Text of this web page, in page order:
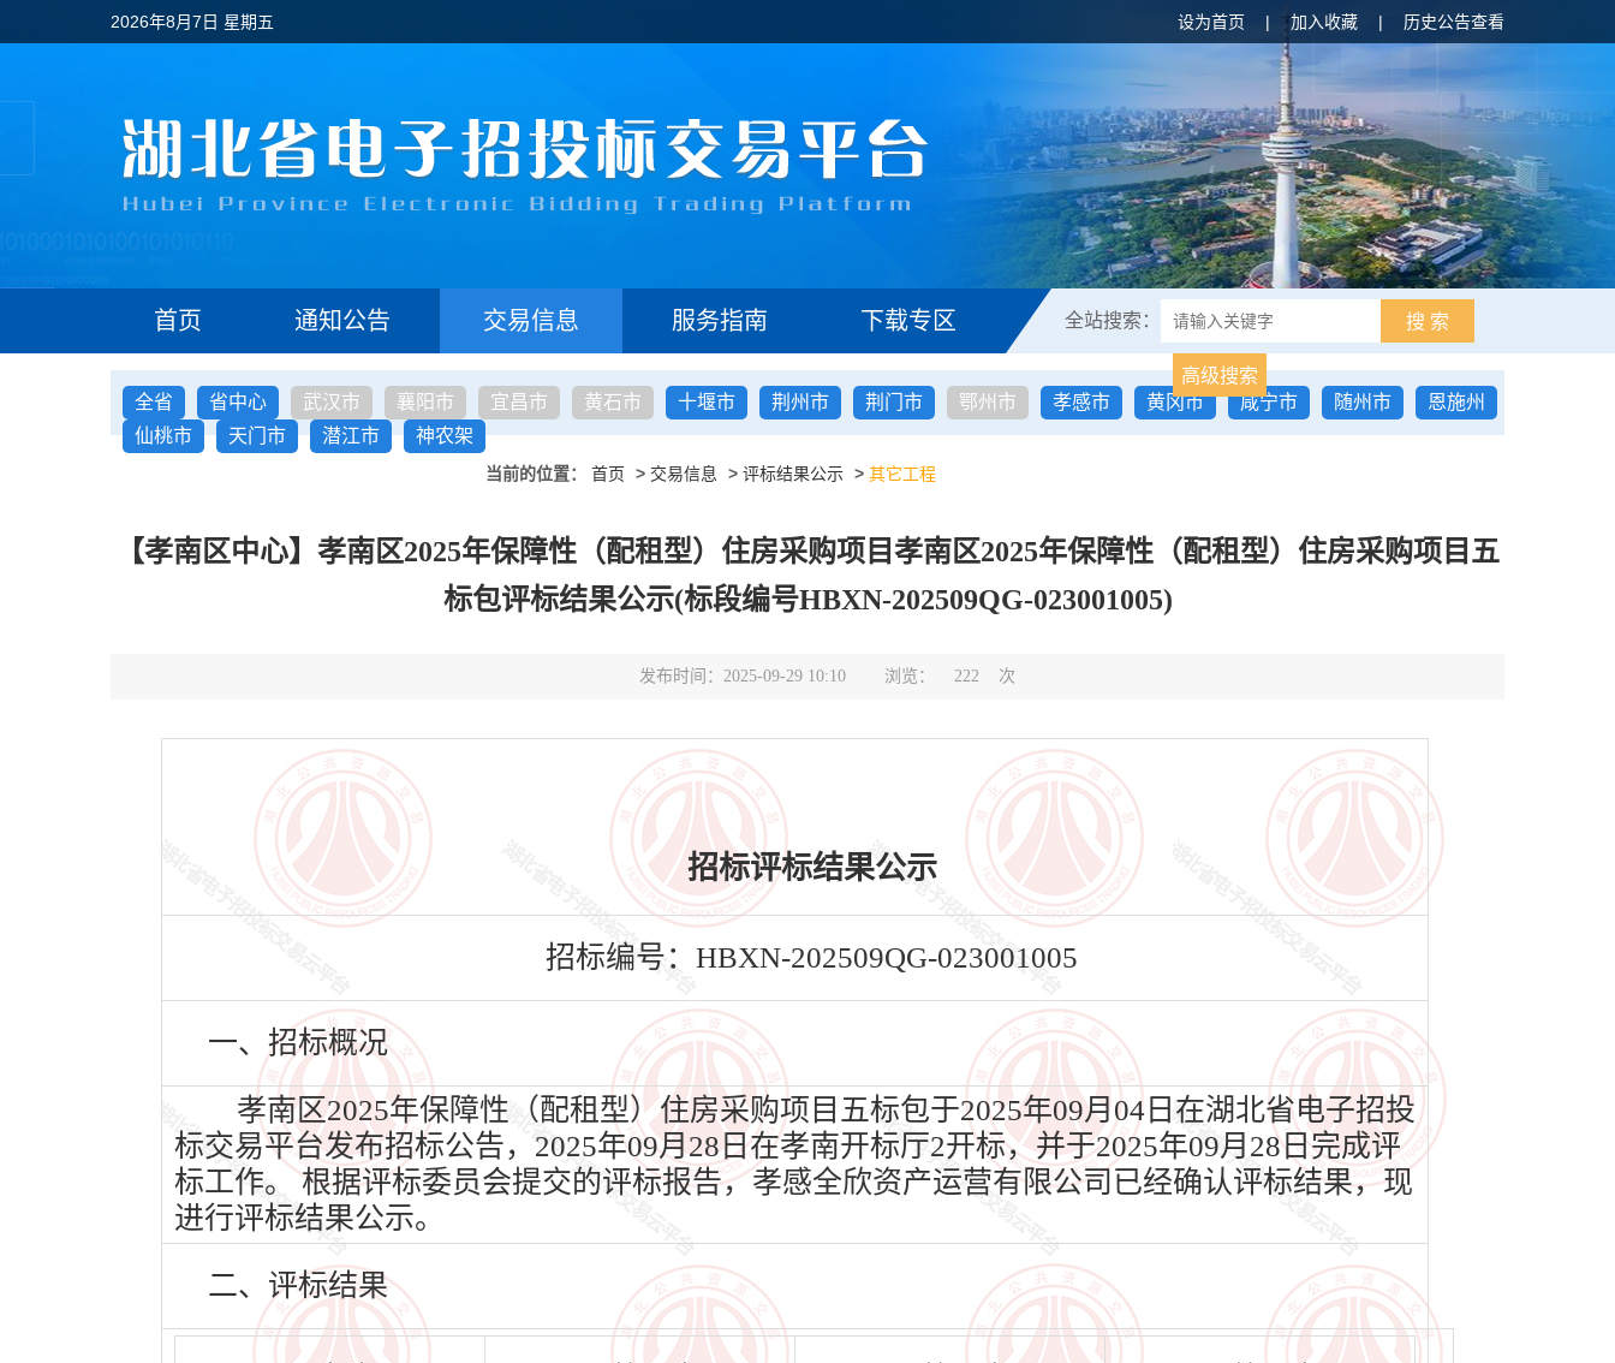
2026年8月7日 星期五 设为首页 | 加入收藏 | 历史公告查看
首页 通知公告 交易信息 服务指南 下载专区 全站搜索： 搜 索
高级搜索
全省
省中心 武汉市 襄阳市 宜昌市 黄石市 十堰市 荆州市 荆门市 鄂州市 孝感市 黄冈市 咸宁市 随州市
恩施州
仙桃市
天门市 潜江市 神农架
当前的位置： 首页 > 交易信息 > 评标结果公示 > 其它工程
【孝南区中心】孝南区2025年保障性（配租型）住房采购项目孝南区2025年保障性（配租型）住房采购项目五
标包评标结果公示(标段编号HBXN-202509QG-023001005)
发布时间：2025-09-29 10:10 浏览： 222 次
招标评标结果公示
招标编号：HBXN-202509QG-023001005
一、招标概况
孝南区2025年保障性（配租型）住房采购项目五标包于2025年09月04日在湖北省电子招投
标交易平台发布招标公告，2025年09月28日在孝南开标厅2开标，并于2025年09月28日完成评
标工作。 根据评标委员会提交的评标报告，孝感全欣资产运营有限公司已经确认评标结果，现
进行评标结果公示。
二、评标结果